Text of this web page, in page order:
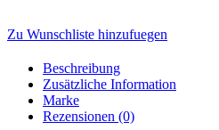
Zu Wunschliste hinzufuegen
Beschreibung
Zusätzliche Information
Marke
Rezensionen (0)